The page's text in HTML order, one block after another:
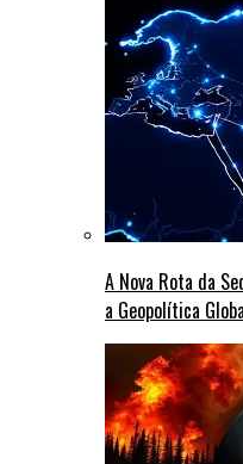
A Nova Rota da
a Geopolítica